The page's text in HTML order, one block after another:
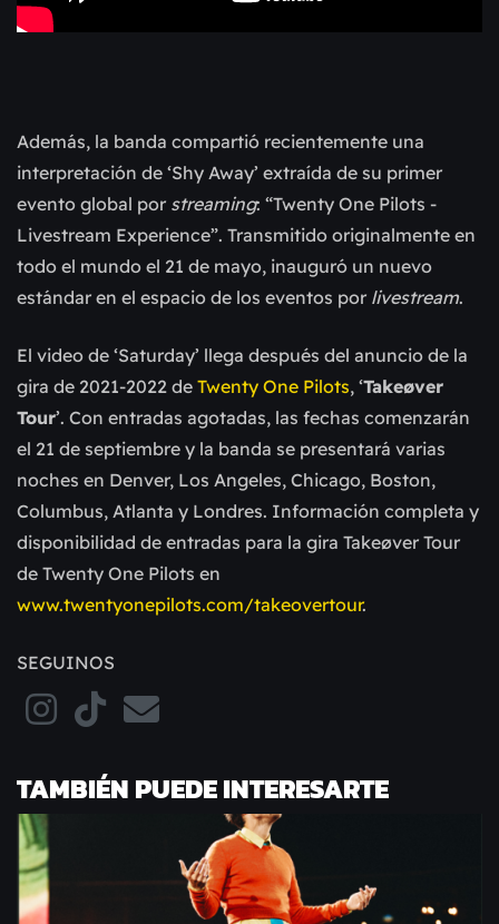
Además, la banda compartió recientemente una
interpretación de ‘Shy Away’ extraída de su primer
evento global por streaming: “Twenty One Pilots -
Livestream Experience”. Transmitido originalmente en
todo el mundo el 21 de mayo, inauguró un nuevo
estándar en el espacio de los eventos por livestream.
El video de ‘Saturday’ llega después del anuncio de la
gira de 2021-2022 de Twenty One Pilots, ‘Takeøver
Tour’. Con entradas agotadas, las fechas comenzarán
el 21 de septiembre y la banda se presentará varias
noches en Denver, Los Angeles, Chicago, Boston,
Columbus, Atlanta y Londres. Información completa y
disponibilidad de entradas para la gira Takeøver Tour
de Twenty One Pilots en
www.twentyonepilots.com/takeovertour.
SEGUINOS
TAMBIÉN PUEDE INTERESARTE